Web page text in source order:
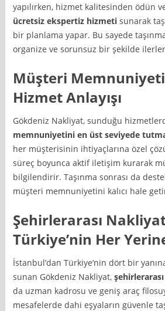
yapılırken, hizmet kalitesinden ödün
ücretsiz ekspertiz hizmeti sunarak
bir planlama yapar. Bu sayede
organize ve sorunsuz bir şekilde
Müşteri Memnuniyeti
Hizmet Anlayışı
Gökdeniz Nakliyat, sunduğu
memnuniyetini en üst seviyede
her müşterisinin ihtiyaçlarına özel
süreç boyunca aktif iletişim kurarak
bilgilendirir. Taşınma sonrası da
müşteri memnuniyetini kalıcı hale
Şehirlerarası
Türkiye’nin Her
İstanbul’dan Türkiye’nin dört bir
sunan Gökdeniz Nakliyat,
da uzman kadrosu ve geniş araç
mesafelerde dahi eşyaların güvenle